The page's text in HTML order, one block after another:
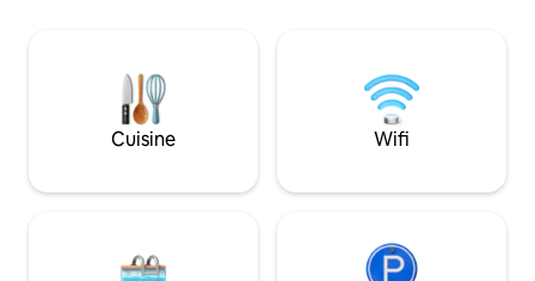
Au cœur de la vieille ville, vous aurez le
château d'Édimbourg et le Royal Mile à
votre porte, ainsi que de nombreux bars
et restaurants. Numéro
que vous le
joyeuses ». Nous
au Temple offrira
restera fidèle à
Cuisine Wifi